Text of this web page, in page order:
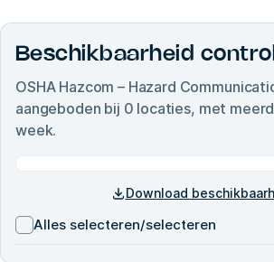
Beschikbaarheid
OSHA Hazcom – Hazard
aangeboden bij 0 locaties, met
week.
Download
Alles selecteren/selecteren